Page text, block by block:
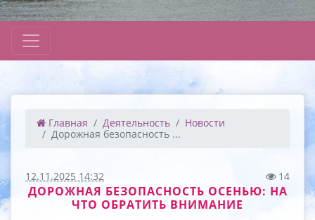
Главная Деятельность
Новости
Дорожная безопасность ...
12.11.2025 14:32 14
ДОРОЖНАЯ БЕЗОПАСНОСТЬ ОСЕНЬЮ: НА
ЧТО ОБРАТИТЬ ВНИМАНИЕ